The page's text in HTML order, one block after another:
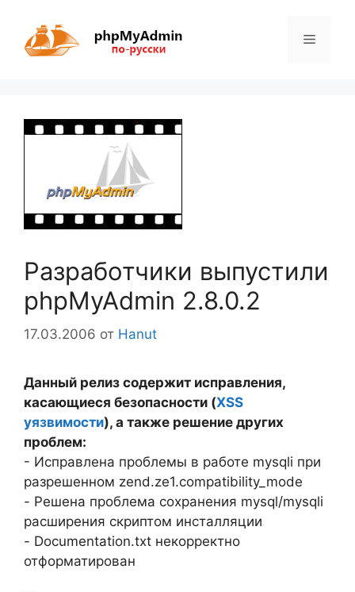
содержимому
Меню
Разработчики выпустили
phpMyAdmin 2.8.0.2
17.03.2006 от Hanut
Данный релиз содержит исправления,
касающиеся безопасности (XSS
уязвимости), а также решение других
проблем:
- Исправлена проблемы в работе mysqli при
разрешенном zend.ze1.compatibility_mode
- Решена проблема сохранения mysql/mysqli
расширения скриптом инсталляции
- Documentation.txt некорректно
отформатирован